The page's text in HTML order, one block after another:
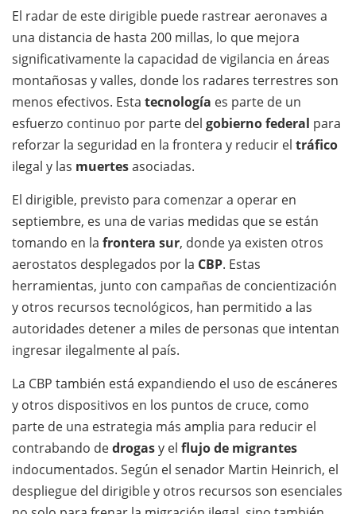
El radar de este dirigible puede rastrear aeronaves a
una distancia de hasta 200 millas, lo que mejora
significativamente la capacidad de vigilancia en áreas
montañosas y valles, donde los radares terrestres son
menos efectivos. Esta tecnología es parte de un
esfuerzo continuo por parte del gobierno federal para
reforzar la seguridad en la frontera y reducir el tráfico
ilegal y las muertesasociadas.
El dirigible, previsto para comenzar a operar en
septiembre, es una de varias medidas que se están
tomando en la frontera sur, donde ya existen otros
aerostatos desplegados por la CBP. Estas
herramientas, junto con campañas de concientización
y otros recursos tecnológicos, han permitido a las
autoridades detener a miles de personas que intentan
ingresar ilegalmente al país.
La CBP también está expandiendo el uso de escáneres
y otros dispositivos en los puntos de cruce, como
parte de una estrategia más amplia para reducir el
contrabando dedrogasy el flujo de migrantes
indocumentados. Según el senador Martin Heinrich, el
despliegue del dirigible y otros recursos son esenciales